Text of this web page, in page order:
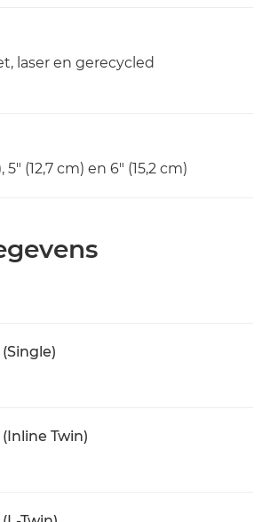
laser en gerecycled
(12,7 cm) en 6" (15,2 cm)
Twin)